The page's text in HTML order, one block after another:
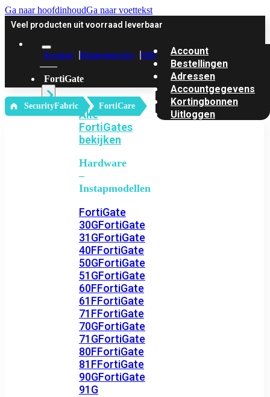
Ga naar hoofdinhoudGa naar voettekst
Veel producten uit voorraad leverbaar
Account Klantenservice Offerte
FortiGate
Alle
FortiGates
bekijken
Hardware
–
Instapmodellen
FortiGate
30GFortiGate
31GFortiGate
40FFortiGate
50GFortiGate
51GFortiGate
60FFortiGate
61FFortiGate
71FFortiGate
70GFortiGate
71GFortiGate
80FFortiGate
81FFortiGate
90GFortiGate
91G
Account
Bestellingen
Adressen
Accountgegevens
Kortingbonnen
Uitloggen
‎ SecurityFabric FortiCare